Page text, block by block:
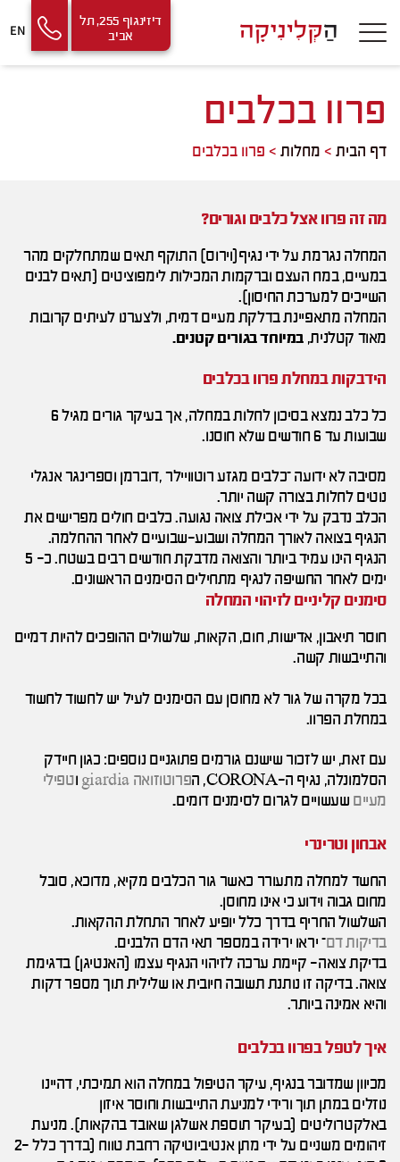
to
Us
דיזינגוף 255, תל
אביב
EN
פרוו בכלבים
דף הבית > מחלות > פרוו בכלבים
מה זה פרוו אצל כלבים וגורים?
המחלה נגרמת על ידי נגיף(וירוס) התוקף תאים שמתחלקים מהר
במעיים, במח העצם וברקמות המכילות לימפוציטים (תאים לבנים
השייכים למערכת החיסון).
המחלה מתאפיינת בדלקת מעיים דמית, ולצערנו לעיתים קרובות
מאוד קטלנית, במיוחד בגורים קטנים.
הידבקות במחלת פרוו בכלבים
כל כלב נמצא בסיכון לחלות במחלה, אך בעיקר גורים מגיל 6
שבועות עד 6 חודשים שלא חוסנו.
מסיבה לא ידועה –כלבים מגזע רוטוויילר ,דוברמן וספרינגר אנגלי
נוטים לחלות בצורה קשה יותר.
הכלב נדבק על ידי אכילת צואה נגועה. כלבים חולים מפרישים את
הנגיף בצואה לאורך המחלה ושבוע-שבועיים לאחר ההחלמה.
הנגיף הינו עמיד ביותר והצואה מדבקת חודשים רבים בשטח. כ- 5
ימים לאחר החשיפה לנגיף מתחילים הסימנים הראשונים.
סימנים קליניים לזיהוי המחלה
חוסר תיאבון, אדישות, חום, הקאות, שלשולים ההופכים להיות דמיים
והתייבשות קשה.
בכל מקרה של גור לא מחוסן עם הסימנים לעיל יש לחשוד לחשוד
במחלת הפרוו.
עם זאת, יש לזכור שישנם גורמים פתוגניים נוספים: כגון חיידק
הסלמונלה, נגיף ה-CORONA, ה
פרוטוזואה giardia וטפילי
מעיים שעשויים לגרום לסימנים דומים.
אבחון וטרינרי
החשד למחלה מתעורר כאשר גור הכלבים מקיא, מדוכא, סובל
מחום גבוה וידוע כי אינו מחוסן.
השלשול החריף בדרך כלל יופיע לאחר התחלת ההקאות.
בדיקות דם– יראו ירידה במספר תאי הדם הלבנים.
בדיקת צואה- קיימת ערכה לזיהוי הנגיף עצמו (האנטיגן) בדגימת
צואה. בדיקה זו נותנת תשובה חיובית או שלילית תוך מספר דקות
והיא אמינה ביותר.
איך לטפל בפרוו בכלבים
מכיוון שמדובר בנגיף, עיקר הטיפול במחלה הוא תמיכתי, דהיינו
נוזלים במתן תוך ורידי למניעת התייבשות וחוסר איזון
באלקטרוליטים (בעיקר תוספת אשלגן שאובד בהקאות). מניעת
זיהומים משניים על ידי מתן אנטיביוטיקה רחבת טווח (בדרך כלל 2-